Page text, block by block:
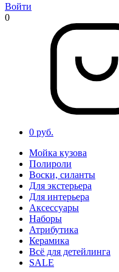
Войти
0
0 руб.
Мойка кузова
Полироли
Воски, силанты
Для экстерьера
Для интерьера
Аксессуары
Наборы
Атрибутика
Керамика
Всё для детейлинга
SALE